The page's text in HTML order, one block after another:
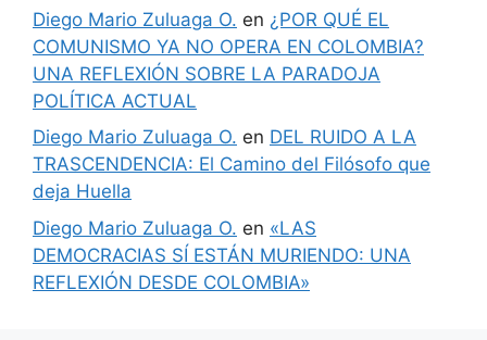
Diego Mario Zuluaga O. en ¿POR QUÉ EL
COMUNISMO YA NO OPERA EN COLOMBIA?
UNA REFLEXIÓN SOBRE LA PARADOJA
POLÍTICA ACTUAL
Diego Mario Zuluaga O. en DEL RUIDO A LA
TRASCENDENCIA: El Camino del Filósofo que
deja Huella
Diego Mario Zuluaga O. en «LAS
DEMOCRACIAS SÍ ESTÁN MURIENDO: UNA
REFLEXIÓN DESDE COLOMBIA»